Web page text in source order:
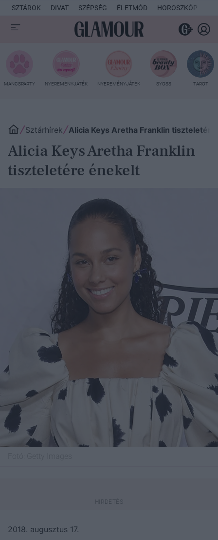
SZTÁROK DIVAT SZÉPSÉG ÉLETMÓD HOROSZKÓP
MANCSPARTY NYEREMÉNYJÁTÉK NYEREMÉNYJÁTÉK SYOSS TAROT
Sztárhírek Alicia Keys Aretha Franklin
Alicia Keys Aretha Franklin
tiszteletére énekelt
2018. augusztus 17.